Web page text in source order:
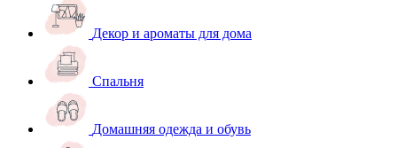
Декор и ароматы для дома
Спальня
Домашняя одежда и обувь